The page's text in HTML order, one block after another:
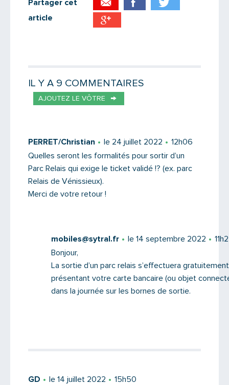
Partager cet
article
Message
IL Y A 9 COMMENTAIRES
AJOUTEZ LE VÔTRE
PERRET/Christian le 24 juillet 2022
12h06
Quelles seront les formalités pour sortir d’un
Parc Relais qui exige le ticket validé !? (ex. parc
Relais de Vénissieux).
Merci de votre retour !
mobiles@sytral.fr le 14 septembre 2022
Bonjour,
La sortie d’un parc relais s’effectuera
présentant votre carte bancaire (ou objet
dans la journée sur les bornes de sortie.
GD le 14 juillet 2022 15h50